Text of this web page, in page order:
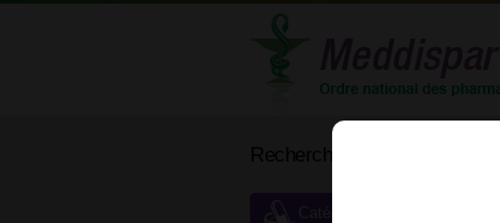
Rechercher un médicament
Catégories de dispensation